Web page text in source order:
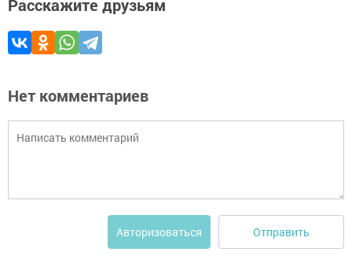
Расскажите друзьям
Нет комментариев
Авторизоваться Отправить